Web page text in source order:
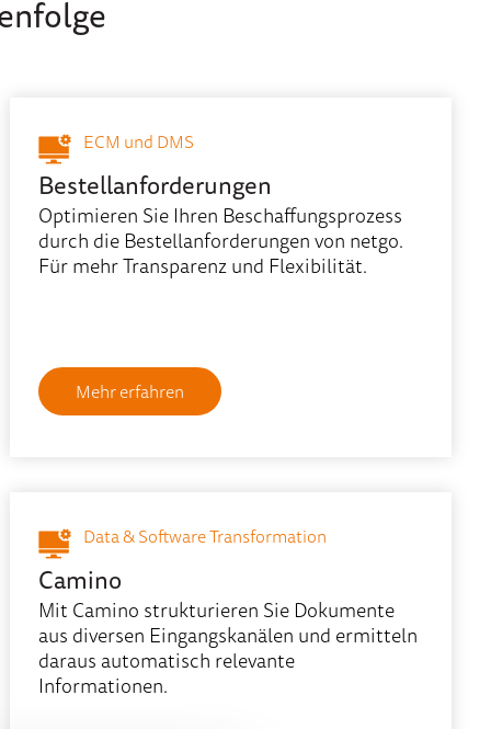
ECM und DMS
Bestellanforderungen
Optimieren Sie Ihren Beschaffungsprozess
durch die Bestellanforderungen von netgo.
Für mehr Transparenz und Flexibilität.
Mehr erfahren
Data & Software Transformation
Camino
Mit Camino strukturieren Sie Dokumente
aus diversen Eingangskanälen und ermitteln
daraus automatisch relevante
Informationen.